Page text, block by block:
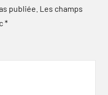
publiée. Les champs
*